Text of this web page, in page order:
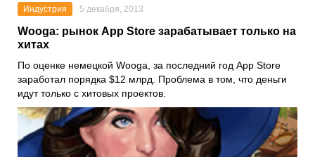
Индустрия 5 декабря, 2013
Wooga: рынок App Store зарабатывает только на
хитах
По оценке немецкой Wooga, за последний год App Store
заработал порядка $12 млрд. Проблема в том, что деньги
идут только с хитовых проектов.